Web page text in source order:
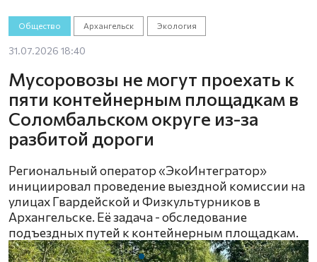
Общество Архангельск Экология
31.07.2026 18:40
Мусоровозы не могут проехать к
пяти контейнерным площадкам в
Соломбальском округе из-за
разбитой дороги
Региональный оператор «ЭкоИнтегратор»
инициировал проведение выездной комиссии на
улицах Гвардейской и Физкультурников в
Архангельске. Её задача - обследование
подъездных путей к контейнерным площадкам.